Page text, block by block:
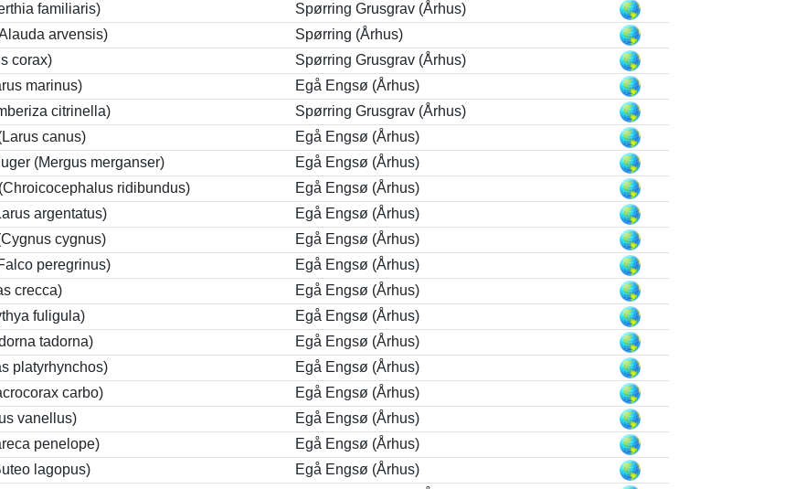
familiaris)
Spørring Grusgrav (Århus)
arvensis)
Spørring (Århus)
corax)
Spørring Grusgrav (Århus)
marinus)
Egå Engsø (Århus)
citrinella)
Spørring Grusgrav (Århus)
canus)
Egå Engsø (Århus)
(Mergus merganser)
Egå Engsø (Århus)
ridibundus)
Egå Engsø (Århus)
argentatus)
Egå Engsø (Århus)
cygnus)
Egå Engsø (Århus)
peregrinus)
Egå Engsø (Århus)
crecca)
Egå Engsø (Århus)
fuligula)
Egå Engsø (Århus)
tadorna)
Egå Engsø (Århus)
platyrhynchos)
Egå Engsø (Århus)
carbo)
Egå Engsø (Århus)
vanellus)
Egå Engsø (Århus)
penelope)
Egå Engsø (Århus)
lagopus)
Egå Engsø (Århus)